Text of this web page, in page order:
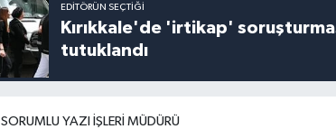
EDITÖRÜN SEÇTIĞI
Kırıkkale'de 'irtikap'
tutuklandı
SORUMLU YAZI İŞLERI MÜDÜRÜ